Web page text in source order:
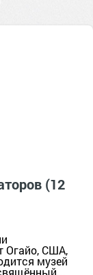
(12
Огайо, США,
музей